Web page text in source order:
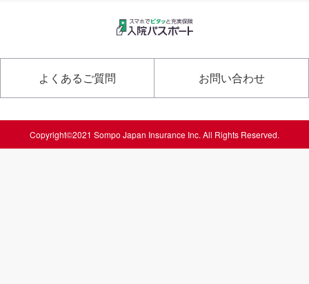
よくあるご質問 お問い合わせ
Copyright©2021 Sompo Japan Insurance Inc. All Rights Reserved.